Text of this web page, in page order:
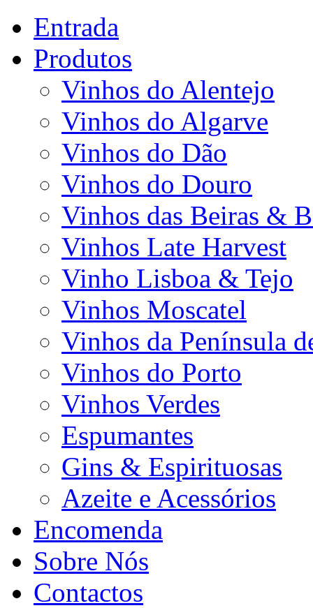
Entrada
Produtos
Vinhos do Alentejo
Vinhos do Algarve
Vinhos do Dão
Vinhos do Douro
Vinhos das Beiras &
Vinhos Late Harvest
Vinho Lisboa & Tejo
Vinhos Moscatel
Vinhos da Península
Vinhos do Porto
Vinhos Verdes
Espumantes
Gins & Espirituosas
Azeite e Acessórios
Encomenda
Sobre Nós
Contactos